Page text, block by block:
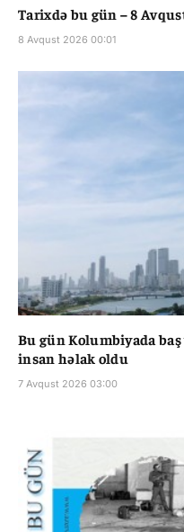
Tarixdə bu gün – 8
8 Avqust 2026 00:01
Bu gün Kolumbiyada
insan həlak oldu
7 Avqust 2026 03:00